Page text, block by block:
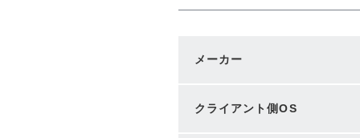
メーカー
クライアント側OS